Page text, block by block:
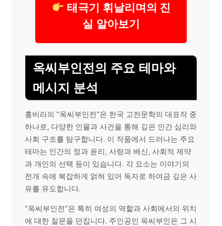
태극기 휘날리며의 진
실 알아보기
옥씨부인전의 주요 테마와
메시지 분석
홍비라의 “옥씨부인전”은 한국 고전문학의 대표작 중
하나로, 다양한 인물과 사건을 통해 깊은 인간 심리와
사회 구조를 탐구합니다. 이 작품에서 드러나는 주요
테마는 인간의 정과 윤리, 사랑과 배신, 사회적 제약
과 개인의 선택 등이 있습니다. 각 요소는 이야기의
전개 속에 복잡하게 얽혀 있어 독자로 하여금 깊은 사
유를 유도합니다.
“옥씨부인전”은 특히 여성의 역할과 사회에서의 위치
에 대한 질문을 던집니다. 주인공인 옥씨부인은 그 시